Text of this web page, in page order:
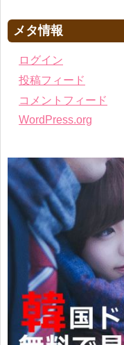
メタ情報
ログイン
投稿フィード
コメントフィード
WordPress.org